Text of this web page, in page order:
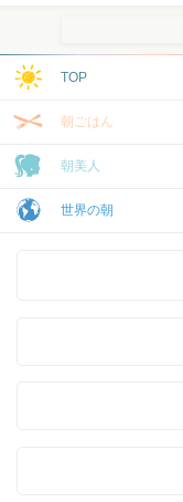
TOP
朝ごはん
朝美人
世界の朝